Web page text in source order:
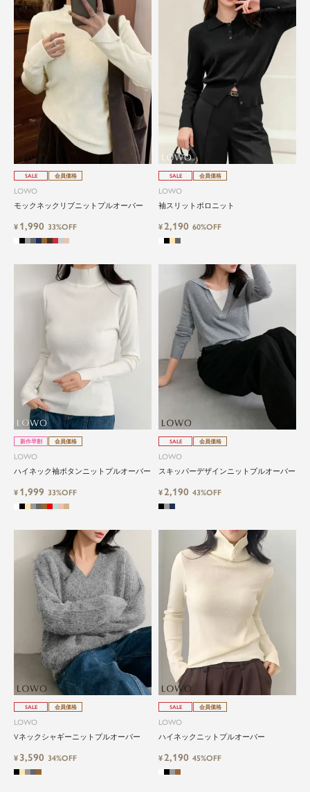
SALE 会員価格
LOWO
モックネックリブニットプルオーバー
¥ 1,990 33%OFF
SALE 会員価格
LOWO
袖スリットポロニット
¥2,190 60%OFF
新作早割 会員価格
LOWO
ハイネック袖ボタンニットプルオーバー
¥ 1,999 33%OFF
SALE 会員価格
LOWO
スキッパーデザインニットプルオーバー
¥2,190 43%OFF
SALE 会員価格
LOWO
Vネックシャギーニットプルオーバー
¥ 3,590 34%OFF
SALE 会員価格
LOWO
ハイネックニットプルオーバー
¥2,190 45%OFF